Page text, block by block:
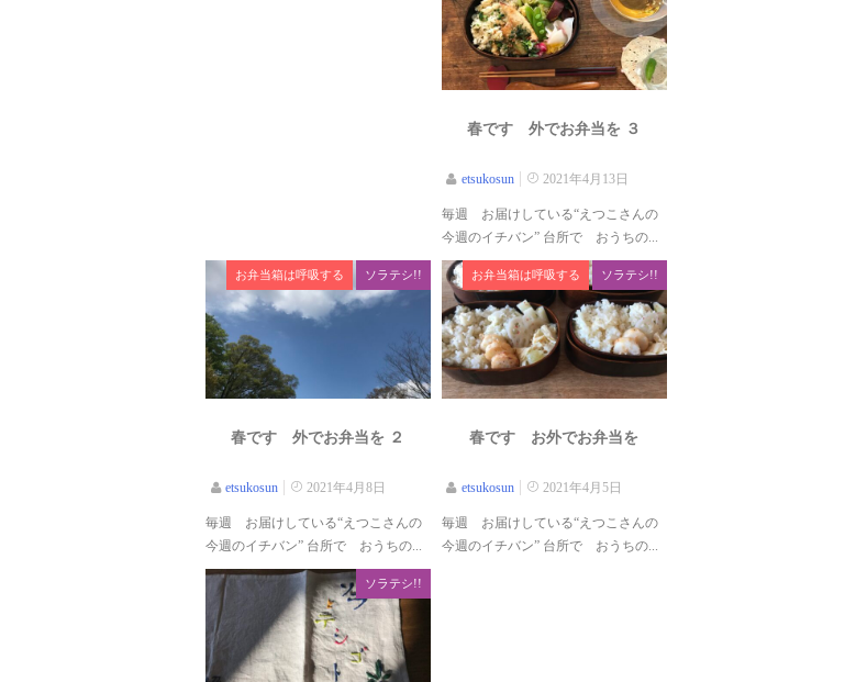
春です 外でお弁当を ３
etsukosun 2021年4月13日
毎週 お届けしている“えつこさんの
今週のイチバン” 台所で おうちの...
お弁当箱は呼吸する ソラテシ!!
春です 外でお弁当を ２
etsukosun 2021年4月8日
毎週 お届けしている“えつこさんの
今週のイチバン” 台所で おうちの...
お弁当箱は呼吸する ソラテシ!!
春です お外でお弁当を
etsukosun 2021年4月5日
毎週 お届けしている“えつこさんの
今週のイチバン” 台所で おうちの...
ソラテシ!!